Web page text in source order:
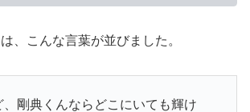
、こんな言葉が並びました。
、剛典くんならどこにいても輝け